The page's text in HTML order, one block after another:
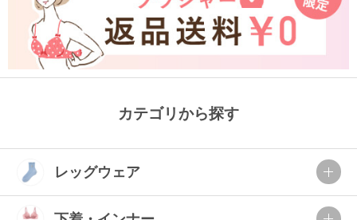
カテゴリから探す
レッグウェア